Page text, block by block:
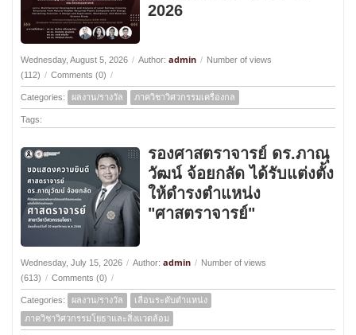
2026
Wednesday, August 5, 2026 / Author: admin / Number of views
(112) / Comments (0) /
Categories: ผลงาน/รางวัล ภาควิชาวิศวกรรมเครื่องกล
Tags:
รองศาสตราจารย์ ดร.ภาณุ
วัฒน์ จ้อยกลัด ได้รับแต่งตั้ง
ให้ดำรงตำแหน่ง
"ศาสตราจารย์"
Wednesday, July 15, 2026 / Author: admin / Number of views
(613) / Comments (0) /
Categories: ผลงาน/รางวัล
เลื่อนระดับตำแหน่ง
ภาควิชาวิศวกรรมโยธาและสิ่งแวดล้อม